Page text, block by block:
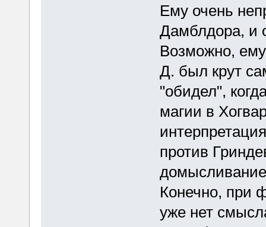
Ему очень
Дамблдора, и
Возможно,
Д. был крут
"обидел",
магии в
против
Конечно, при
уже нет